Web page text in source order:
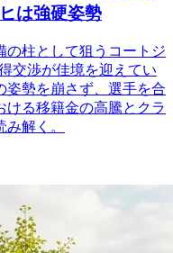
は強硬姿勢
の柱として狙うコートジ
交渉が佳境を迎えてい
姿勢を崩さず、選手を合
ける移籍金の高騰とクラ
解く。